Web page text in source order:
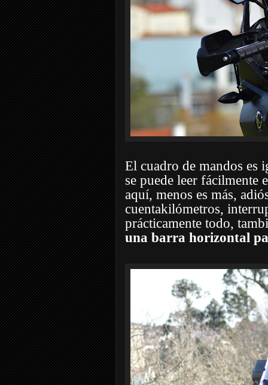
El cuadro de mandos es
se puede leer fácilmente
aquí, menos es más,
cuentakilómetros,
prácticamente todo,
una barra horizontal